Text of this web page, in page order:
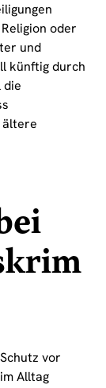
oder
und
künftig durch
die
ältere
vor
Alltag